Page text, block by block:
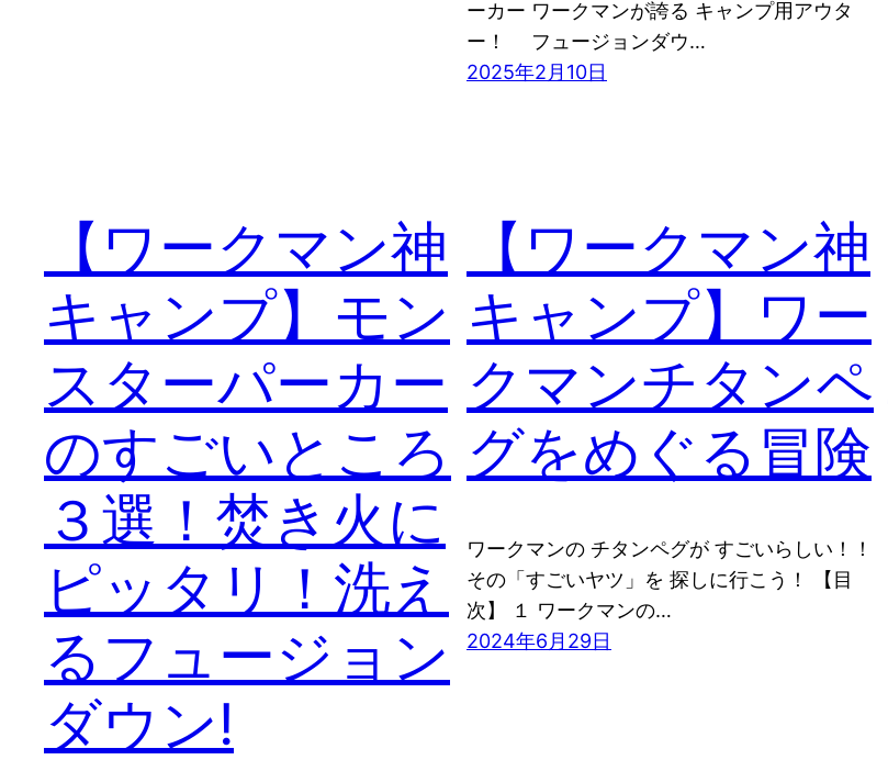
ーカー ワークマンが誇る キャンプ用アウタ
ー！ フュージョンダウ…
2025年2月10日
【ワークマン神
キャンプ】モン
スターパーカー
のすごいところ
３選！焚き火に
ピッタリ！洗え
るフュージョン
ダウン!
【ワークマン神
キャンプ】ワー
クマンチタンペ
グをめぐる冒険
ワークマンの チタンペグが すごいらしい！！
その「すごいヤツ」を 探しに行こう！ 【目
次】 １ ワークマンの…
2024年6月29日